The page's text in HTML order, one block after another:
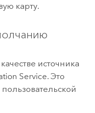
карту.
источника
Service. Это